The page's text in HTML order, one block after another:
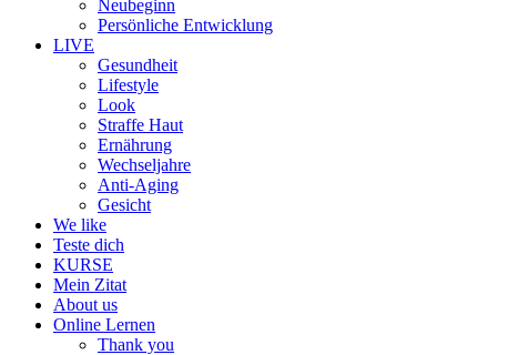
Neubeginn
Persönliche Entwicklung
LIVE
Gesundheit
Lifestyle
Look
Straffe Haut
Ernährung
Wechseljahre
Anti-Aging
Gesicht
We like
Teste dich
KURSE
Mein Zitat
About us
Online Lernen
Thank you